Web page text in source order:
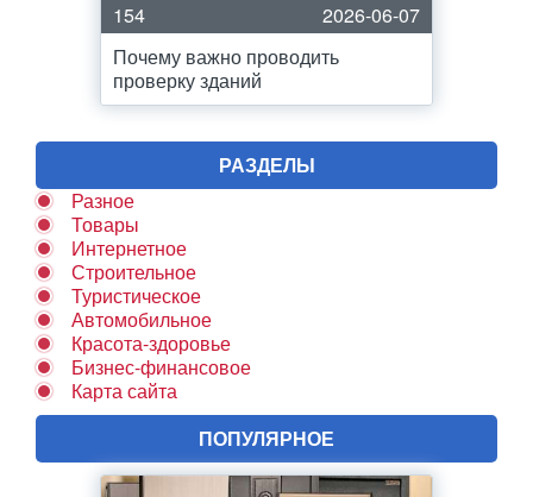
154
2026-06-07
Почему важно проводить
проверку зданий
РАЗДЕЛЫ
Разное
Товары
Интернетное
Строительное
Туристическое
Автомобильное
Красота-здоровье
Бизнес-финансовое
Карта сайта
ПОПУЛЯРНОЕ